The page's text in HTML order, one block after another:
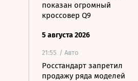
показан огромный
кроссовер Q9
5 августа 2026
21:55 / Авто
Росстандарт запретил
продажу ряда моделей